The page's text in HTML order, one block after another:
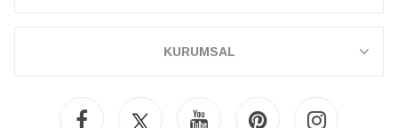
KURUMSAL